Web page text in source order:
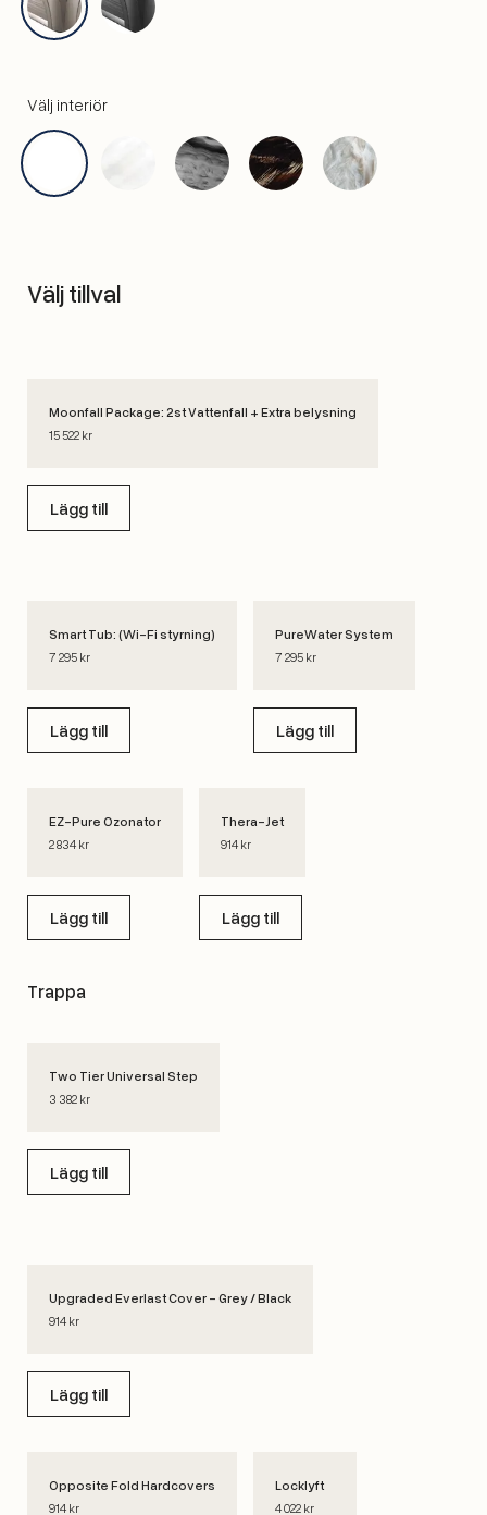
Välj interiör
Välj tillval
Moonfall Package: 2st Vattenfall + Extra belysning
15 522 kr
Lägg till
Smart Tub: (Wi-Fi styrning)
7 295 kr
Lägg till
PureWater System
7 295 kr
Lägg till
EZ-Pure Ozonator
2 834 kr
Lägg till
Thera-Jet
914 kr
Lägg till
Trappa
Two Tier Universal Step
3 382 kr
Lägg till
Upgraded Everlast Cover - Grey / Black
914 kr
Lägg till
Opposite Fold Hardcovers
914 kr
Locklyft
4 022 kr